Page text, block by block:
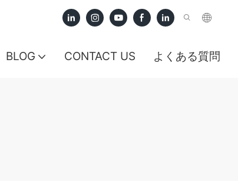
BLOG CONTACT US よくある質問